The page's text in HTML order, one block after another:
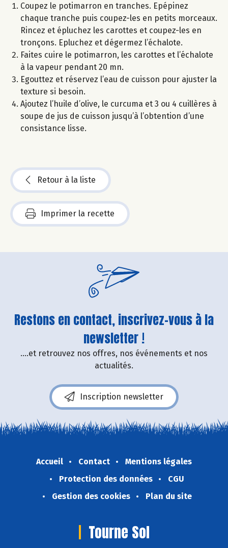
Coupez le potimarron en tranches. Epépinez
chaque tranche puis coupez-les en petits morceaux.
Rincez et épluchez les carottes et coupez-les en
tronçons. Epluchez et dégermez l’échalote.
Faites cuire le potimarron, les carottes et l’échalote
à la vapeur pendant 20 mn.
Egouttez et réservez l’eau de cuisson pour ajuster la
texture si besoin.
Ajoutez l’huile d’olive, le curcuma et 3 ou 4 cuillères à
soupe de jus de cuisson jusqu’à l’obtention d’une
consistance lisse.
Retour à la liste
Imprimer la recette
Restons en contact, inscrivez-vous à la
newsletter !
....et retrouvez nos offres, nos événements et nos
actualités.
Inscription newsletter
Accueil Contact
Mentions légales
Protection des données
CGU
Gestion des cookies
Plan du site
Tourne Sol